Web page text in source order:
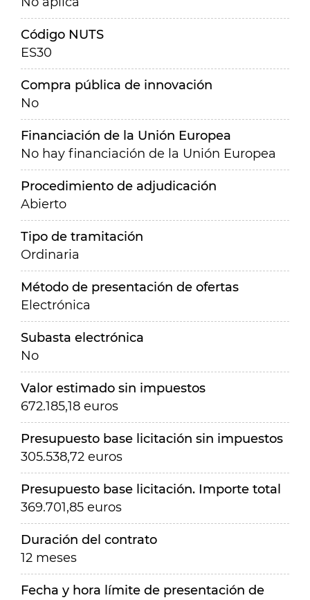
Código NUTS
ES30
Compra pública de innovación
No
Financiación de la Unión Europea
No hay financiación de la Unión Europea
Procedimiento de adjudicación
Abierto
Tipo de tramitación
Ordinaria
Método de presentación de ofertas
Electrónica
Subasta electrónica
No
Valor estimado sin impuestos
672.185,18 euros
Presupuesto base licitación sin impuestos
305.538,72 euros
Presupuesto base licitación. Importe total
369.701,85 euros
Duración del contrato
12 meses
Fecha y hora límite de presentación de